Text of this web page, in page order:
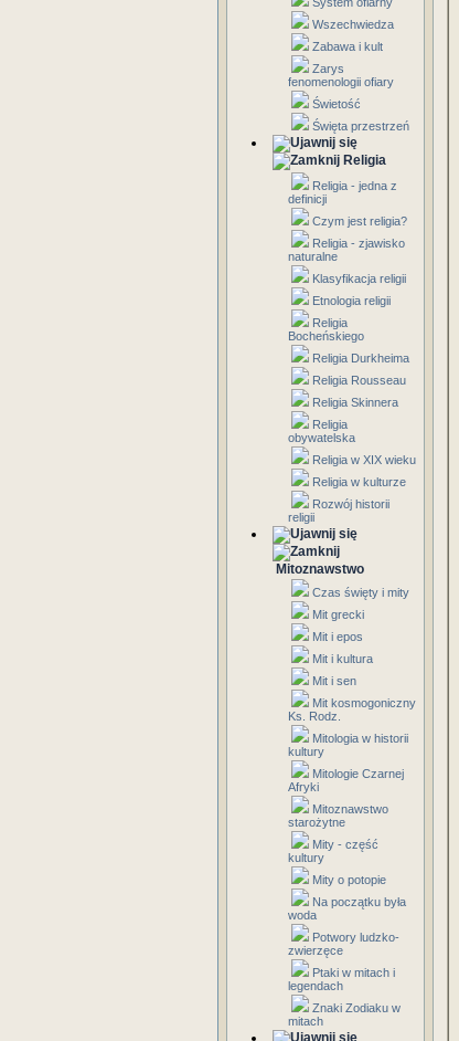
Wszechwiedza
Zabawa i kult
Zarys
fenomenologii ofiary
Świetość
Święta przestrzeń
Religia
Religia - jedna z
definicji
Czym jest religia?
Religia - zjawisko
naturalne
Klasyfikacja religii
Etnologia religii
Religia
Bocheńskiego
Religia Durkheima
Religia Rousseau
Religia Skinnera
Religia
obywatelska
Religia w XIX wieku
Religia w kulturze
Rozwój historii
religii
Mitoznawstwo
Czas święty i mity
Mit grecki
Mit i epos
Mit i kultura
Mit i sen
Mit kosmogoniczny
Ks. Rodz.
Mitologia w historii
kultury
Mitologie Czarnej
Afryki
Mitoznawstwo
starożytne
Mity - część
kultury
Mity o potopie
Na początku była
woda
Potwory ludzko-
zwierzęce
Ptaki w mitach i
legendach
Znaki Zodiaku w
mitach